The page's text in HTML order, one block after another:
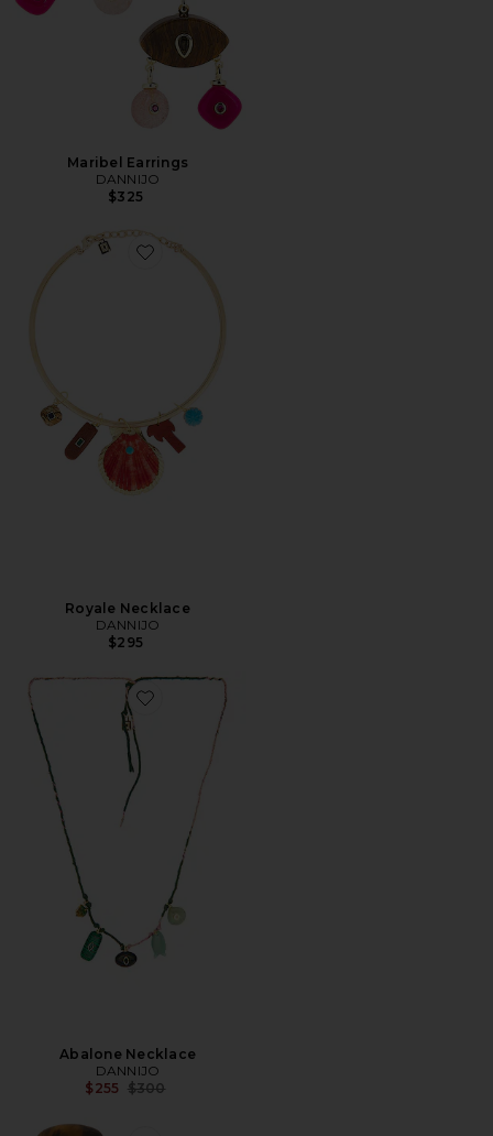
Maribel Earrings
DANNIJO
$325
Favorite Royale Necklace
Royale Necklace
DANNIJO
$295
Favorite Abalone Necklace
Abalone Necklace
DANNIJO
$255 Previous price:
$300